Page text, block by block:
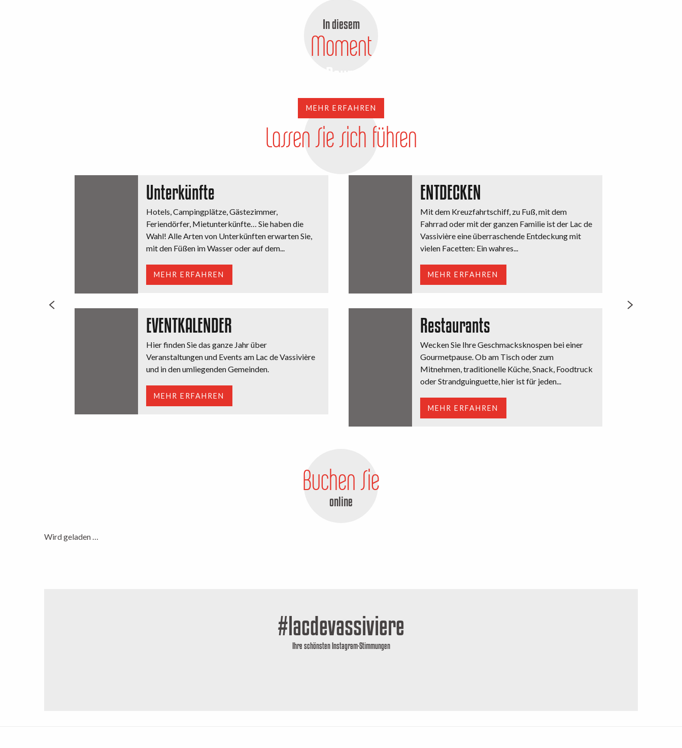
In diesem
Moment
MEHR ERFAHREN
Lassen Sie sich führen
Unterkünfte
Hotels, Campingplätze, Gästezimmer,
Feriendörfer, Mietunterkünfte… Sie haben die
Wahl! Alle Arten von Unterkünften erwarten Sie,
mit den Füßen im Wasser oder auf dem...
MEHR ERFAHREN
ENTDECKEN
Mit dem Kreuzfahrtschiff, zu Fuß, mit dem
Fahrrad oder mit der ganzen Familie ist der Lac de
Vassivière eine überraschende Entdeckung mit
vielen Facetten: Ein wahres...
MEHR ERFAHREN
EVENTKALENDER
Hier finden Sie das ganze Jahr über
Veranstaltungen und Events am Lac de Vassivière
und in den umliegenden Gemeinden.
MEHR ERFAHREN
Restaurants
Wecken Sie Ihre Geschmacksknospen bei einer
Gourmetpause. Ob am Tisch oder zum
Mitnehmen, traditionelle Küche, Snack, Foodtruck
oder Strandguinguette, hier ist für jeden...
MEHR ERFAHREN
Buchen Sie
online
Wird geladen …
#lacdevassiviere
Ihre schönsten Instagram-Stimmungen